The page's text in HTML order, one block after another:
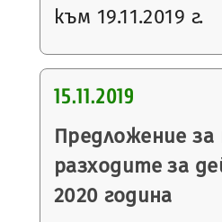
към 19.11.2019 г.
15.11.2019
Предложение
разходите за
2020 година